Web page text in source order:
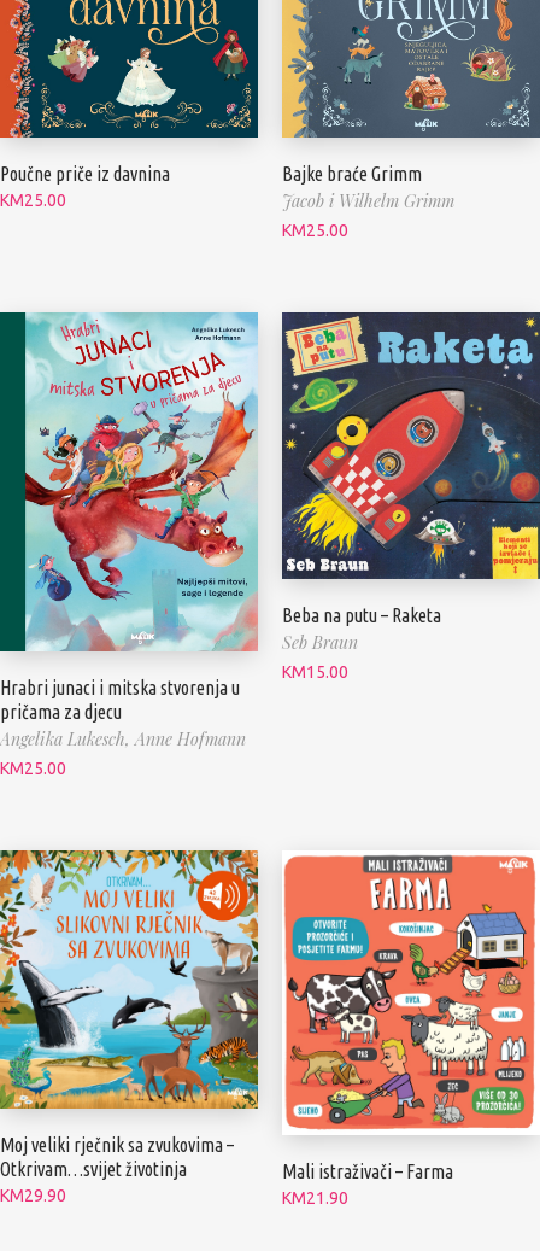
Poučne priče iz davnina
KM25.00
Bajke braće Grimm
Jacob i Wilhelm Grimm
KM25.00
Hrabri junaci i mitska stvorenja u
pričama za djecu
Angelika Lukesch, Anne Hofmann
KM25.00
Beba na putu – Raketa
Seb Braun
KM15.00
Moj veliki rječnik sa zvukovima –
Otkrivam…svijet životinja
KM29.90
Mali istraživači – Farma
KM21.90